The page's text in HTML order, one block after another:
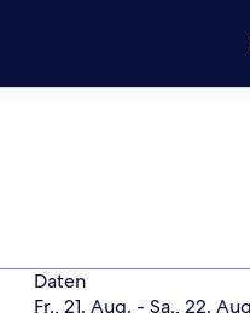
Daten